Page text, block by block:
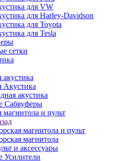
для VW
для Harley-Davidson
для Toyota
для Tesla
сетки
Акустика
акустика
Сабвуферы
магнитола и пульт
магнитола и пульт
магнитола
и аксессуары
Усилители